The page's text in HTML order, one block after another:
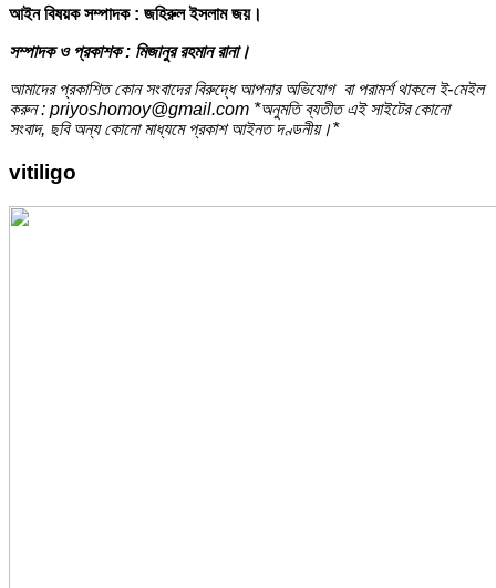
আইন বিষয়ক সম্পাদক : জহিরুল ইসলাম জয়।
সম্পাদক ও প্রকাশক : মিজানুর রহমান রানা।
আমাদের প্রকাশিত কোন সংবাদের বিরুদ্ধে আপনার অভিযোগ বা পরামর্শ থাকলে ই-মেইল
করুন : priyoshomoy@gmail.com *অনুমতি ব্যতীত এই সাইটের কোনো
সংবাদ, ছবি অন্য কোনো মাধ্যমে প্রকাশ আইনত দণ্ডনীয়।*
vitiligo